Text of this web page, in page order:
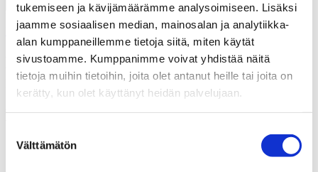
tukemiseen ja kävijämäärämme analysoimiseen. Lisäksi
jaamme sosiaalisen median, mainosalan ja analytiikka-
alan kumppaneillemme tietoja siitä, miten käytät
sivustoamme. Kumppanimme voivat yhdistää näitä
tietoja muihin tietoihin, joita olet antanut heille tai joita on
kerätty, kun olet käyttänyt heidän palvelujaan.
valinta
Välttämätön
Hyväksyn, että Thermia rekisteröi yhteystietoni tapausta varten.
Lue lisää siitä, kuinka Thermia käsittelee henkilötietojasi.
Kiitos! Palaamme asiaan
mahdollisimman pian.
Epäonnistui
Soita meille